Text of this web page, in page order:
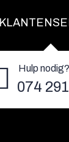
Hulp
074